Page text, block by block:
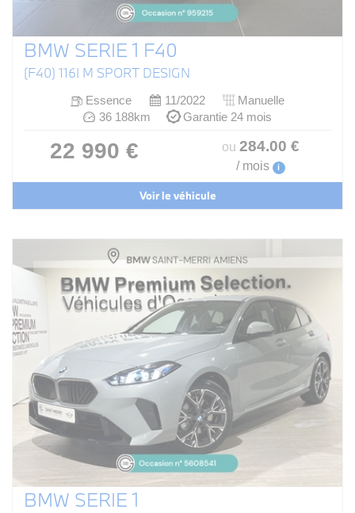
BMW SERIE 1 F40
(F40) 116I M SPORT DESIGN
Essence 11/2022
Manuelle
36 188km
Garantie 24 mois
22 990 € ou 284.00 €
/ mois i
Voir le véhicule
BMW SERIE 1